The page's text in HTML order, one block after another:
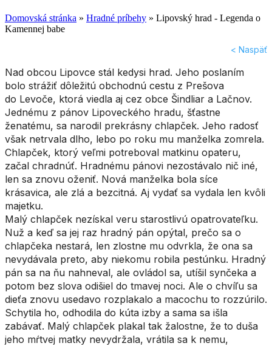
Domovská stránka » Hradné príbehy » Lipovský hrad - Legenda o
Kamennej babe
< Naspäť
Nad obcou Lipovce stál kedysi hrad. Jeho poslaním
bolo strážiť dôležitú obchodnú cestu z Prešova
do Levoče, ktorá viedla aj cez obce Šindliar a Lačnov.
Jednému z pánov Lipoveckého hradu, šťastne
ženatému, sa narodil prekrásny chlapček. Jeho radosť
však netrvala dlho, lebo po roku mu manželka zomrela.
Chlapček, ktorý veľmi potreboval matkinu opateru,
začal chradnúť. Hradnému pánovi nezostávalo nič iné,
len sa znovu oženiť. Nová manželka bola síce
krásavica, ale zlá a bezcitná. Aj vydať sa vydala len kvôli
majetku.
Malý chlapček nezískal veru starostlivú opatrovateľku.
Nuž a keď sa jej raz hradný pán opýtal, prečo sa o
chlapčeka nestará, len zlostne mu odvrkla, že ona sa
nevydávala preto, aby niekomu robila pestúnku. Hradný
pán sa na ňu nahneval, ale ovládol sa, utíšil synčeka a
potom bez slova odišiel do tmavej noci. Ale o chvíľu sa
dieťa znovu usedavo rozplakalo a macochu to rozzúrilo.
Schytila ho, odhodila do kúta izby a sama sa išla
zabávať. Malý chlapček plakal tak žalostne, že to duša
jeho mŕtvej matky nevydržala, vrátila sa k nemu,